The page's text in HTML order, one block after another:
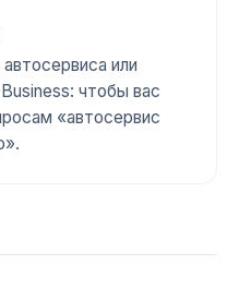
или
чтобы вас
«автосервис